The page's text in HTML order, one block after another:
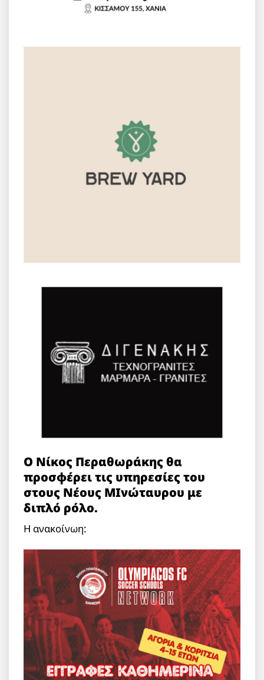
Ο Νίκος Περαθωράκης θα
προσφέρει τις υπηρεσίες του
στους Νέους ΜΙνώταυρου με
διπλό ρόλο.
Η ανακοίνωη: